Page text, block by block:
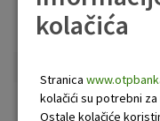
Lista poslovnica
Bankomat
kolačića
Stranica
kolačići su potrebni
Ostale kolačiće